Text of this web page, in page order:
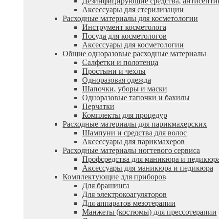
Аксессуары для стерилизации
Расходные материалы для косметологии
Инструмент косметолога
Посуда для косметологов
Аксессуары для косметологии
Общие одноразовые расходные материалы
Салфетки и полотенца
Простыни и чехлы
Одноразовая одежда
Шапочки, уборы и маски
Одноразовые тапочки и бахилы
Перчатки
Комплекты для процедур
Расходные материалы для парикмахерских
Шампуни и средства для волос
Аксессуары для парикмахеров
Расходные материалы ногтевого сервиса
Профсредства для маникюра и
Аксессуары для маникюра и педикюра
Комплектующие для приборов
Для брашинга
Для электрокоагуляторов
Для аппаратов мезотерапии
Манжеты (костюмы) для прессотерапии